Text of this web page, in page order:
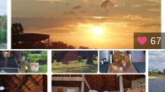
67